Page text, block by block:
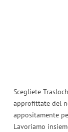
Scegliete
approfittate del
appositamente
Lavoriamo